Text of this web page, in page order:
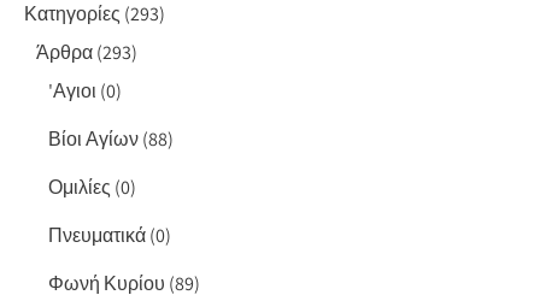
Κατηγορίες (293)
Άρθρα(293)
'Αγιοι (0)
Βίοι Αγίων(88)
Ομιλίες (0)
Πνευματικά(0)
Φωνή Κυρίου (89)